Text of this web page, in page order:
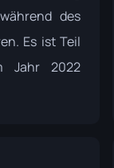
des
Es ist Teil
Jahr 2022